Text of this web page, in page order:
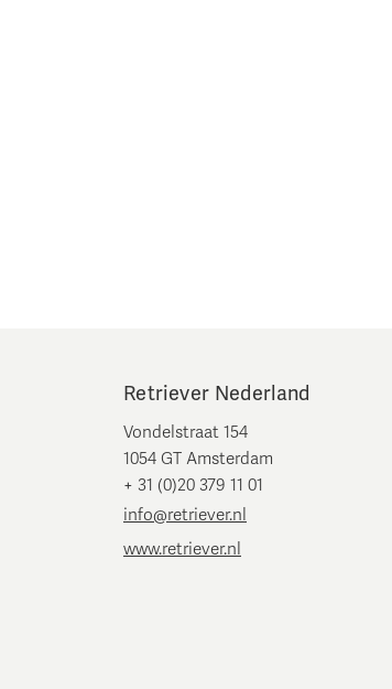
Retriever Nederland
Vondelstraat 154
1054 GT Amsterdam
+ 31 (0)20 379 11 01
info@retriever.nl
www.retriever.nl